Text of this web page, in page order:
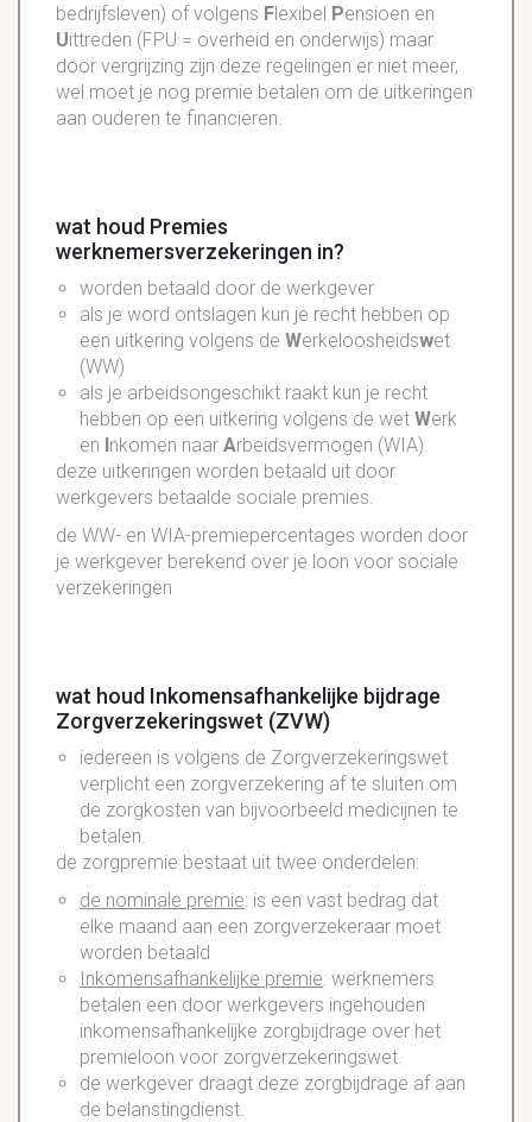
bedrijfsleven) of volgens Flexibel Pensioen en
Uittreden (FPU = overheid en onderwijs) maar
door vergrijzing zijn deze regelingen er niet meer,
wel moet je nog premie betalen om de uitkeringen
aan ouderen te financieren.
wat houd Premies
werknemersverzekeringen in?
worden betaald door de werkgever
als je word ontslagen kun je recht hebben op
een uitkering volgens de Werkeloosheidswet
(WW)
als je arbeidsongeschikt raakt kun je recht
hebben op een uitkering volgens de wet Werk
en Inkomen naar Arbeidsvermogen (WIA).
deze uitkeringen worden betaald uit door
werkgevers betaalde sociale premies.
de WW- en WIA-premiepercentages worden door
je werkgever berekend over je loon voor sociale
verzekeringen
wat houd Inkomensafhankelijke bijdrage
Zorgverzekeringswet (ZVW)
iedereen is volgens de Zorgverzekeringswet
verplicht een zorgverzekering af te sluiten om
de zorgkosten van bijvoorbeeld medicijnen te
betalen.
de zorgpremie bestaat uit twee onderdelen:
de nominale premie: is een vast bedrag dat
elke maand aan een zorgverzekeraar moet
worden betaald
Inkomensafhankelijke premie: werknemers
betalen een door werkgevers ingehouden
inkomensafhankelijke zorgbijdrage over het
premieloon voor zorgverzekeringswet.
de werkgever draagt deze zorgbijdrage af aan
de belanstingdienst.